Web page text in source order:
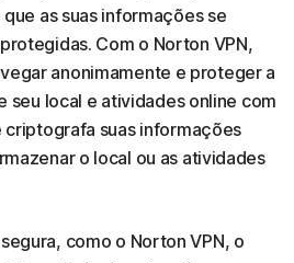
as suas informações se
Com o Norton VPN,
anonimamente e proteger a
seu local e atividades online com
criptografa suas informações
o local ou as atividades
como o Norton VPN, o